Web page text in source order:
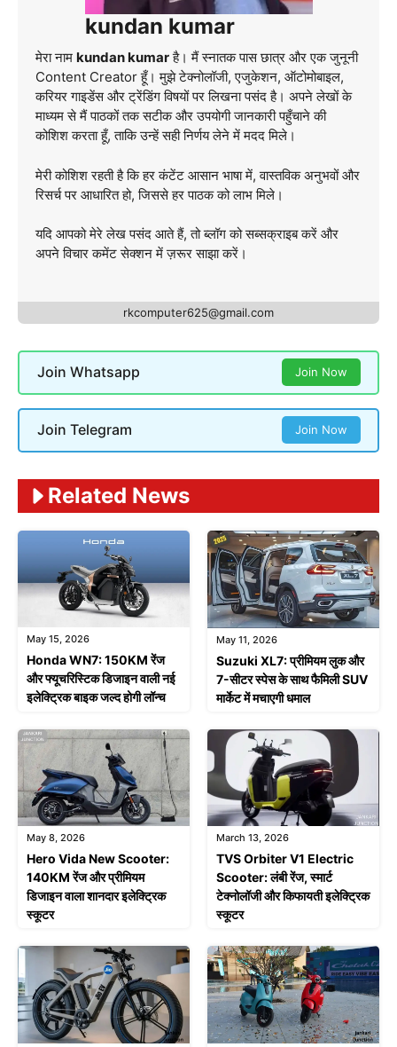
kundan kumar
मेरा नाम kundan kumarहै। मैं स्नातक पास छात्र और एक जुनूनी
Content Creator हूँ। मुझे टेक्नोलॉजी, एजुकेशन, ऑटोमोबाइल,
करियर गाइडेंस और ट्रेंडिंग विषयों पर लिखना पसंद है। अपने लेखों के
माध्यम से मैं पाठकों तक सटीक और उपयोगी जानकारी पहुँचाने की
कोशिश करता हूँ, ताकि उन्हें सही निर्णय लेने में मदद मिले।
मेरी कोशिश रहती है कि हर कंटेंट आसान भाषा में, वास्तविक अनुभवों और
रिसर्च पर आधारित हो, जिससे हर पाठक को लाभ मिले।
यदि आपको मेरे लेख पसंद आते हैं, तो ब्लॉग को सब्सक्राइब करें और
अपने विचार कमेंट सेक्शन में ज़रूर साझा करें।
rkcomputer625@gmail.com
Join Whatsapp Join Now
Join Telegram Join Now
Related News
May 15, 2026
Honda WN7: 150KM रेंज
और फ्यूचरिस्टिक डिजाइन वाली नई
इलेक्ट्रिक बाइक जल्द होगी लॉन्च
May 11, 2026
Suzuki XL7: प्रीमियम लुक और
7-सीटर स्पेस के साथ फैमिली SUV
मार्केट में मचाएगी धमाल
May 8, 2026
Hero Vida New Scooter:
140KM रेंज और प्रीमियम
डिजाइन वाला शानदार इलेक्ट्रिक
स्कूटर
March 13, 2026
TVS Orbiter V1 Electric
Scooter: लंबी रेंज, स्मार्ट
टेक्नोलॉजी और किफायती इलेक्ट्रिक
स्कूटर